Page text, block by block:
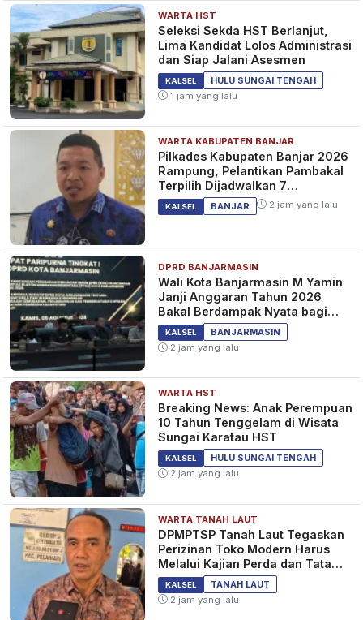
WARTA HST
Seleksi Sekda HST Berlanjut,
Lima Kandidat Lolos Administrasi
dan Siap Jalani Asesmen
KALSEL
HULU SUNGAI TENGAH
1 jam yang lalu
WARTA KABUPATEN BANJAR
Pilkades Kabupaten Banjar 2026
Rampung, Pelantikan Pambakal
Terpilih Dijadwalkan 7
September 2026
KALSEL BANJAR 2 jam yang lalu
DPRD BANJARMASIN
Wali Kota Banjarmasin M Yamin
Janji Anggaran Tahun 2026
Bakal Berdampak Nyata bagi
Masyarakat&nbsp;
KALSEL
BANJARMASIN
2 jam yang lalu
WARTA HST
Breaking News: Anak Perempuan
10 Tahun Tenggelam di Wisata
Sungai Karatau HST
KALSEL
HULU SUNGAI TENGAH
2 jam yang lalu
WARTA TANAH LAUT
DPMPTSP Tanah Laut Tegaskan
Perizinan Toko Modern Harus
Melalui Kajian Perda dan Tata
Ruang
KALSEL
TANAH LAUT
2 jam yang lalu